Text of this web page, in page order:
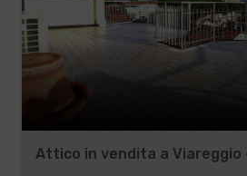
Attico in vendita a Viareggio